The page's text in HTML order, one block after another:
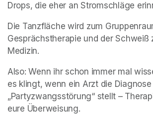
Drops, die eher an Stromschläge
Die Tanzfläche wird zum
Gesprächstherapie und der Schweiß
Medizin.
Also: Wenn ihr schon immer mal
es klingt, wenn ein Arzt die Diagnose
„Partyzwangsstörung“ stellt –
eure Überweisung.